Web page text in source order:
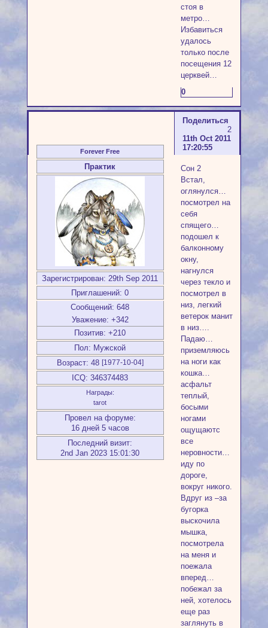
стоя в
метро…
Избавиться
удалось
только после
посещения 12
церквей…
0
Поделиться
2
11th Oct 2011
17:20:55
Forever Free
Практик
Зарегистрирован: 29th Sep 2011
Приглашений: 0
Сообщений: 648
Уважение: +342
Позитив: +210
Пол: Мужской
Возраст: 48 [1977-10-04]
ICQ: 346374483
Награды:
tarot
Провел на форуме:
16 дней 5 часов
Последний визит:
2nd Jan 2023 15:01:30
Сон 2
Встал,
оглянулся…
посмотрел на
себя
спящего…
подошел к
балконному
окну,
нагнулся
через текло и
посмотрел в
низ, легкий
ветерок манит
в низ….
Падаю…
приземляюсь
на ноги как
кошка…
асфальт
теплый,
босыми
ногами
ощущаютс
все
неровности…
иду по
дороге,
вокруг никого.
Вдруг из –за
бугорка
выскочила
мышка,
посмотрела
на меня и
поежала
вперед…
побежал за
ней, хотелось
еще раз
заглянуть в